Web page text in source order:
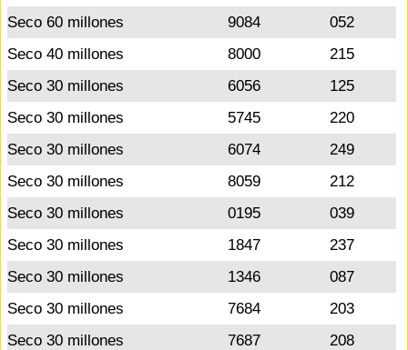
Seco 60 millones
9084
052
Seco 40 millones
8000
215
Seco 30 millones
6056
125
Seco 30 millones
5745
220
Seco 30 millones
6074
249
Seco 30 millones
8059
212
Seco 30 millones
0195
039
Seco 30 millones
1847
237
Seco 30 millones
1346
087
Seco 30 millones
7684
203
Seco 30 millones
7687
208